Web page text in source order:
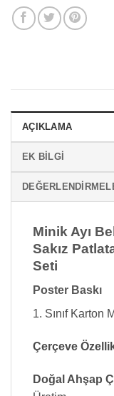
AÇIKLAMA
EK BILGI
Minik Ayı
Sakız
Seti
Poster Baskı
1. Sınıf Karton
Çerçeve
Doğal Ahşap